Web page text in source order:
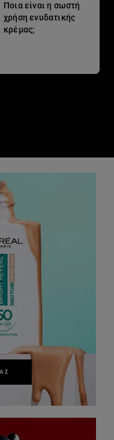
Ποια είναι η σωστή
χρήση ενυδατικής
κρέμας;